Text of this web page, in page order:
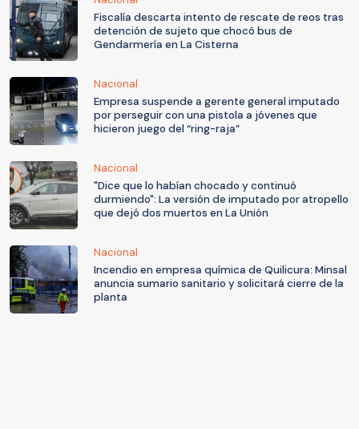
Fiscalía descarta intento de rescate de reos tras
detención de sujeto que chocó bus de
Gendarmería en La Cisterna
Nacional
Empresa suspende a gerente general imputado
por perseguir con una pistola a jóvenes que
hicieron juego del “ring-raja”
Nacional
"Dice que lo habían chocado y continuó
durmiendo": La versión de imputado por atropello
que dejó dos muertos en La Unión
Nacional
Incendio en empresa química de Quilicura: Minsal
anuncia sumario sanitario y solicitará cierre de la
planta